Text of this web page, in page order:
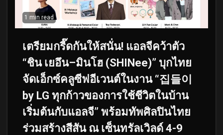
1 min read
เตรียมกรี๊ดกันให้สนั่น! แอลจีคว้าตัว
“ชิน เยอึน–มินโฮ (SHINee)” บุกไทย
จัดเอ็กซ์คลูซีฟอีเวนต์ในงาน “집들이
by LG ทุกก้าวของการใช้ชีวิตในบ้าน
เริ่มต้นกับแอลจี” พร้อมทัพศิลปินไทย
ร่วมสร้างสีสัน ณ เซ็นทรัลเวิลด์ 4-9